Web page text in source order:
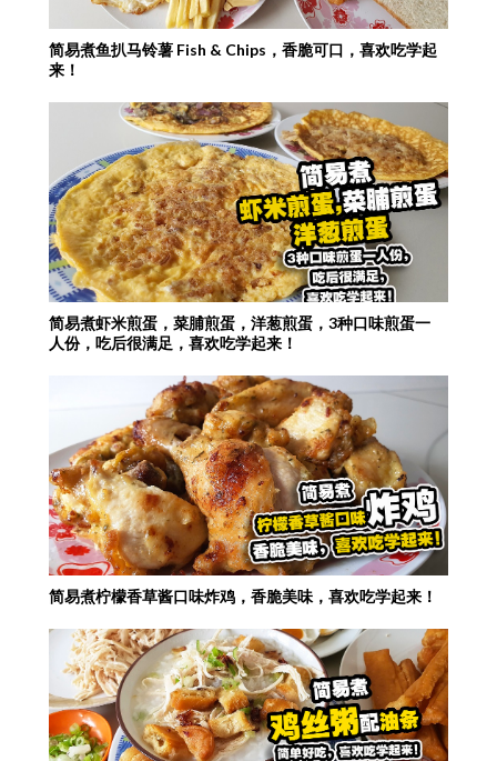
简易煮鱼扒马铃薯 Fish & Chips，香脆可口，喜欢吃学起
来！
简易煮虾米煎蛋，菜脯煎蛋，洋葱煎蛋，3种口味煎蛋一
人份，吃后很满足，喜欢吃学起来！
简易煮柠檬香草酱口味炸鸡，香脆美味，喜欢吃学起来！